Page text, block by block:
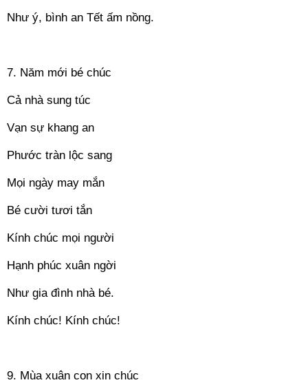
Như ý, bình an Tết ấm nồng.
7. Năm mới bé chúc
Cả nhà sung túc
Vạn sự khang an
Phước tràn lộc sang
Mọi ngày may mắn
Bé cười tươi tắn
Kính chúc mọi người
Hạnh phúc xuân ngời
Như gia đình nhà bé.
Kính chúc! Kính chúc!
9. Mùa xuân con xin chúc